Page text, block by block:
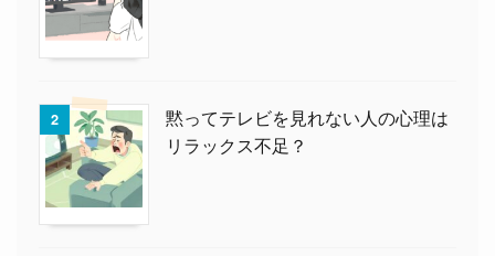
2
黙ってテレビを見れない人の心理は
リラックス不足？